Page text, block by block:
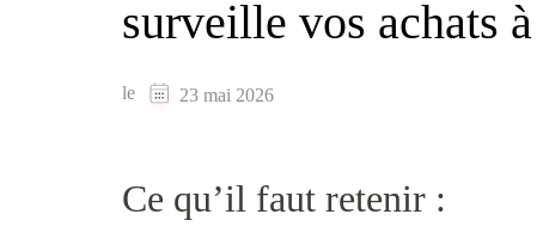
surveille vos achats
le 23 mai 2026
Ce qu’il faut retenir :